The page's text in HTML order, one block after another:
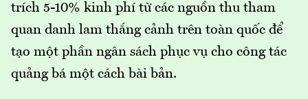
trích 5-10% kinh phí từ các nguồn thu tham
quan danh lam thắng cảnh trên toàn quốc để
tạo một phần ngân sách phục vụ cho công tác
quảng bá một cách bài bản.